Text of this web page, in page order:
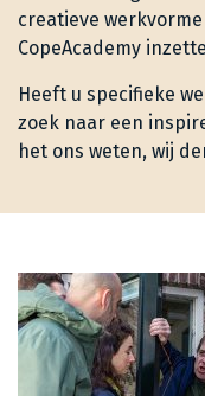
creatieve
CopeAcademy
Heeft u specifieke
zoek naar een
het ons weten, wij